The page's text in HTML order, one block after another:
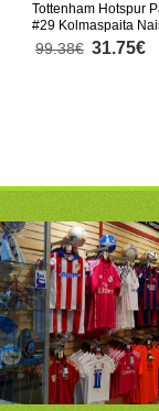
Tottenham Hotspur
#29 Kolmaspaita
Lyhythihainen
99.38€ 31.75€